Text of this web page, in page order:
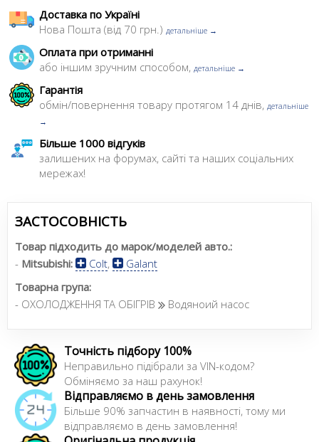
Доставка по Україні
Нова Пошта (від 70 грн.) детальніше →
Оплата при отриманні
або іншим зручним способом, детальніше →
Гарантія
обмін/повернення товару протягом 14 днів, детальніше
→
Більше 1000 відгуків
залишених на форумах, сайті та наших соціальних
мережах!
ЗАСТОСОВНІСТЬ
Товар підходить до марок/моделей авто.:
- Mitsubishi: Colt,
Galant
Товарна група:
- ОХОЛОДЖЕННЯ ТА ОБІГРІВ
Водяноий насос
Точність підбору 100%
Неправильно підібрали за VIN-кодом?
Обміняємо за наш рахунок!
Відправляємо в день замовлення
Більше 90% запчастин в наявності, тому ми
відправляємо в день замовлення!